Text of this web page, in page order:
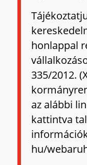
honlappal
335/2012.
az alábbi
kattintva
hu/